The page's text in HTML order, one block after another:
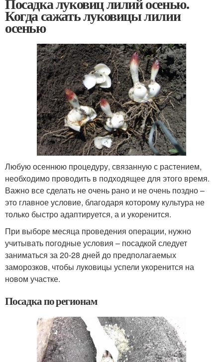
Когда сажать луковицы лилии
осенью
Любую осеннюю процедуру, связанную с растением,
необходимо проводить в подходящее для этого время.
Важно все сделать не очень рано и не очень поздно –
это главное условие, благодаря которому культура не
только быстро адаптируется, а и укоренится.
При выборе месяца проведения операции, нужно
учитывать погодные условия – посадкой следует
заниматься за 20-28 дней до предполагаемых
заморозков, чтобы луковицы успели укоренится на
новом участке.
Посадка по регионам